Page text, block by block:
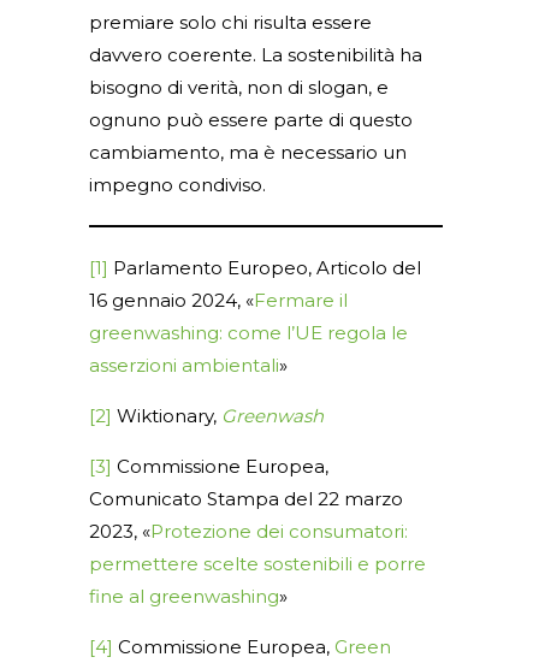
premiare solo chi risulta essere
davvero coerente. La sostenibilità ha
bisogno di verità, non di slogan, e
ognuno può essere parte di questo
cambiamento, ma è necessario un
impegno condiviso.
[1] Parlamento Europeo, Articolo del
16 gennaio 2024, «Fermare il
greenwashing: come l’UE regola le
asserzioni ambientali»
[2] Wiktionary, Greenwash
[3] Commissione Europea,
Comunicato Stampa del 22 marzo
2023, «Protezione dei consumatori:
permettere scelte sostenibili e porre
fine al greenwashing»
[4] Commissione Europea, Green